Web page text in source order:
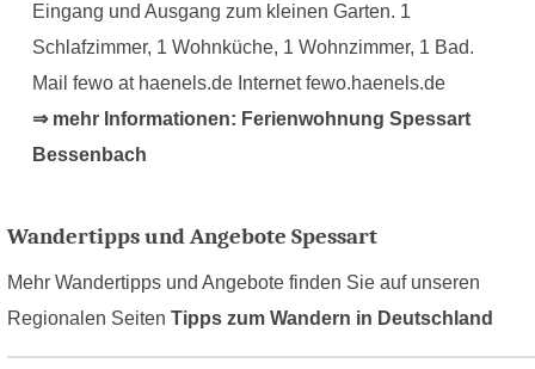
Eingang und Ausgang zum kleinen Garten. 1
Schlafzimmer, 1 Wohnküche, 1 Wohnzimmer, 1 Bad.
Mail fewo at haenels.de Internet fewo.haenels.de
⇒ mehr Informationen: Ferienwohnung Spessart
Bessenbach
Wandertipps und Angebote Spessart
Mehr Wandertipps und Angebote finden Sie auf unseren
Regionalen Seiten Tipps zum Wandern in Deutschland